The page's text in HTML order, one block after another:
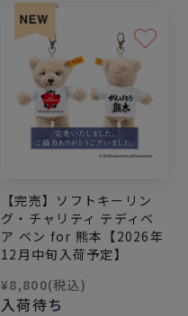
【完売】ソフトキーリン
グ・チャリティ テディベ
ア ベン for 熊本【2026年
12月中旬入荷予定】
¥8,800(税込)
入荷待ち